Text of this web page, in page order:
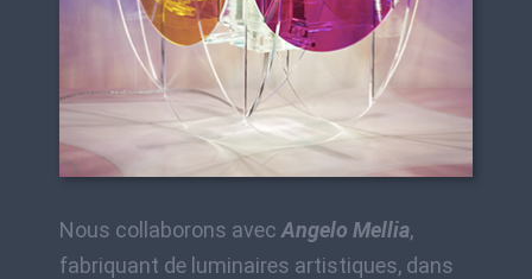
Nous collaborons avec Angelo Mellia,
fabriquant de luminaires artistiques, dans